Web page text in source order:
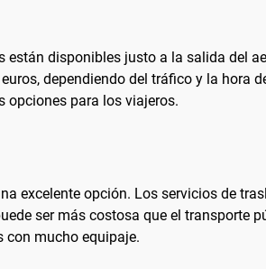
disponibles justo a la salida del
dependiendo del tráfico y la hora
opciones para los viajeros.
excelente opción. Los servicios de
ser más costosa que el transporte
con mucho equipaje.